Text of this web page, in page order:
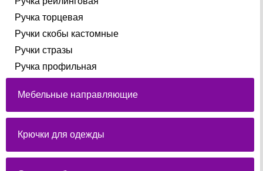
Ручка торцевая
Ручки скобы кастомные
Ручки стразы
Ручка профильная
Мебельные направляющие
Крючки для одежды